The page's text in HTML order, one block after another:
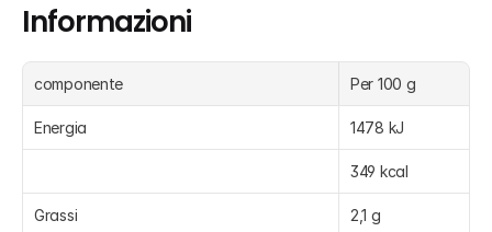
Informazioni
componente Per 100 g
Energia 1478 kJ
349 kcal
Grassi 2,1 g